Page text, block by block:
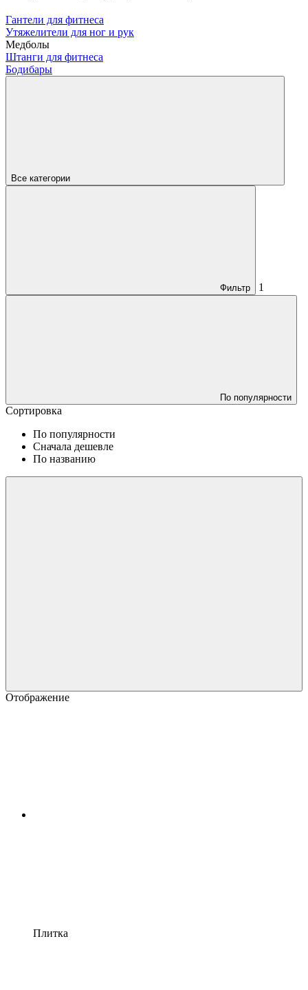
Гантели для фитнеса
Утяжелители для ног и рук
Медболы
Штанги для фитнеса
Бодибары
Все категории
Фильтр 1
По популярности
Сортировка
По популярности
Сначала дешевле
По названию
Отображение
Плитка